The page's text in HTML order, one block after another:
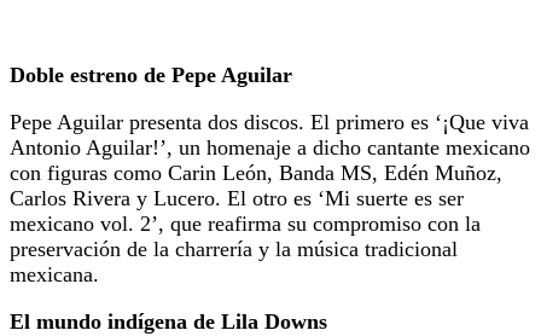
Doble estreno de Pepe Aguilar
Pepe Aguilar presenta dos discos. El primero es ‘¡Que viva
Antonio Aguilar!’, un homenaje a dicho cantante mexicano
con figuras como Carin León, Banda MS, Edén Muñoz,
Carlos Rivera y Lucero. El otro es ‘Mi suerte es ser
mexicano vol. 2’, que reafirma su compromiso con la
preservación de la charrería y la música tradicional
mexicana.
El mundo indígena de Lila Downs